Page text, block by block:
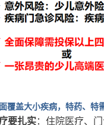
覆盖大小疾病，特药、特
要扎实：住院医疗、